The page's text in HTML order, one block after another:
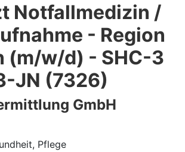
Notfallmedizin /
- Region
(m/w/d) - SHC-3
JN (7326)
GmbH
Pflege